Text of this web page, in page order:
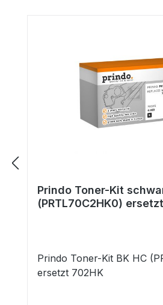
Prindo Toner-Kit
(PRTL70C2HK0)
Prindo Toner-Kit BK HC
ersetzt 702HK